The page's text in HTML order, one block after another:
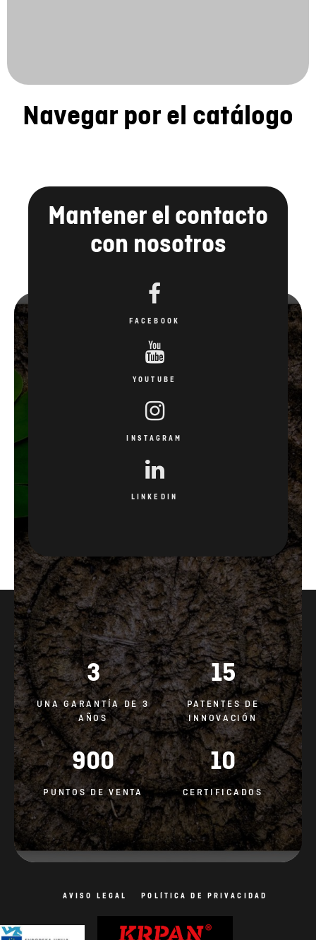
Mantener el contacto
FACEBOOK
YOUTUBE
INSTAGRAM
LINKEDIN
3
UNA GARANTÍA DE 3
AÑOS
15
PATENTES DE
INNOVACIÓN
900
PUNTOS DE VENTA
10
CERTIFICADOS
AVISO LEGAL POLÍTICA DE PRIVACIDAD
Diseño del sitio web: AV studio